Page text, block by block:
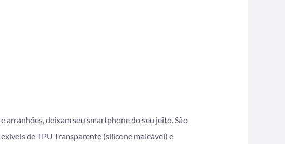
arranhões, deixam seu smartphone do seu jeito. São
de TPU Transparente (silicone maleável) e